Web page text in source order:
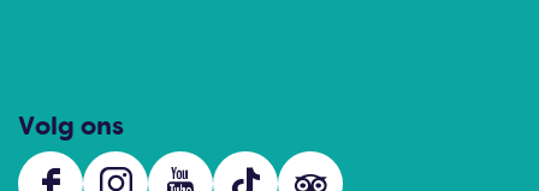
c
b
m
a
i
Volg ons